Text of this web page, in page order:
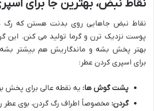
نقاط نبض، بهترین جا برای
نقاط نبض جاهایی روی بدنت هستن که
پوست نزدیک ترن و گرما تولید می کنن. این
بهتر پخش بشه و ماندگاریش هم بیشتر
برای اسپری کردن عطر:
پشت گوش ها: یه نقطه عالی برای پخش
گردن: مخصوصاً اطراف رگ گردن، بوی عطر